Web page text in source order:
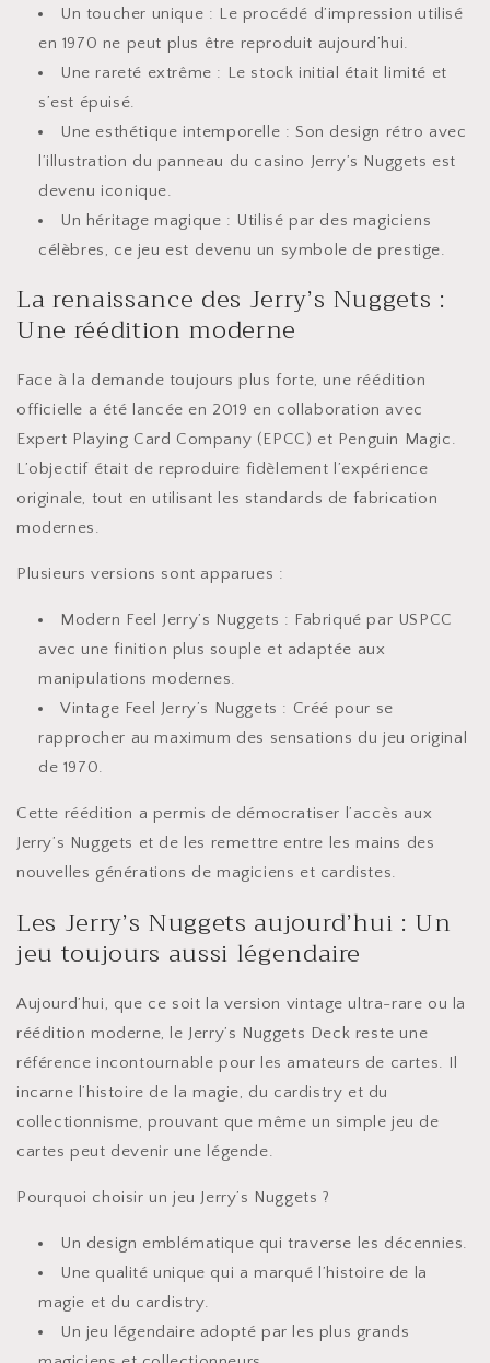
Un toucher unique : Le procédé d’impression utilisé
en 1970 ne peut plus être reproduit aujourd’hui.
Une rareté extrême : Le stock initial était limité et
s’est épuisé.
Une esthétique intemporelle : Son design rétro avec
l’illustration du panneau du casino Jerry’s Nuggets est
devenu iconique.
Un héritage magique : Utilisé par des magiciens
célèbres, ce jeu est devenu un symbole de prestige.
La renaissance des Jerry’s Nuggets :
Une réédition moderne
Face à la demande toujours plus forte, une réédition
officielle a été lancée en 2019 en collaboration avec
Expert Playing Card Company (EPCC) et Penguin Magic.
L’objectif était de reproduire fidèlement l’expérience
originale, tout en utilisant les standards de fabrication
modernes.
Plusieurs versions sont apparues :
Modern Feel Jerry’s Nuggets : Fabriqué par USPCC
avec une finition plus souple et adaptée aux
manipulations modernes.
Vintage Feel Jerry’s Nuggets : Créé pour se
rapprocher au maximum des sensations du jeu original
de 1970.
Cette réédition a permis de démocratiser l’accès aux
Jerry’s Nuggets et de les remettre entre les mains des
nouvelles générations de magiciens et cardistes.
Les Jerry’s Nuggets aujourd’hui : Un
jeu toujours aussi légendaire
Aujourd’hui, que ce soit la version vintage ultra-rare ou la
réédition moderne, le Jerry’s Nuggets Deck reste une
référence incontournable pour les amateurs de cartes. Il
incarne l’histoire de la magie, du cardistry et du
collectionnisme, prouvant que même un simple jeu de
cartes peut devenir une légende.
Pourquoi choisir un jeu Jerry’s Nuggets ?
Un design emblématique qui traverse les décennies.
Une qualité unique qui a marqué l’histoire de la
magie et du cardistry.
Un jeu légendaire adopté par les plus grands